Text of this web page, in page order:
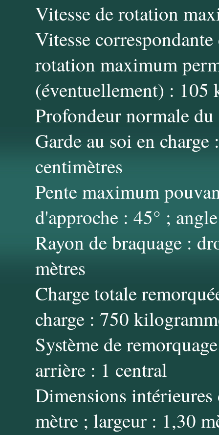
Vitesse de rotation
Vitesse
rotation maximum
(éventuellement) : 105
Profondeur normale
Garde au soi en
centimètres
Pente maximum
d'approche : 45° ;
Rayon de braquage :
mètres
Charge totale
charge : 750
Système de
arrière : 1 central
Dimensions
mètre ; largeur : 1,30